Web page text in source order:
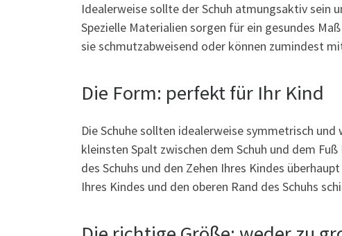
Idealerweise sollte der Schuh atmungsaktiv sein
Spezielle Materialien sorgen für ein gesundes
sie schmutzabweisend oder können zumindest
Die Form: perfekt für Ihr Kind
Die Schuhe sollten idealerweise symmetrisch
kleinsten Spalt zwischen dem Schuh und dem
des Schuhs und den Zehen Ihres Kindes
Ihres Kindes und den oberen Rand des Schuhs